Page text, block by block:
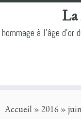
to
La
hommage à l'âge d'or
Accueil » 2016 » juin